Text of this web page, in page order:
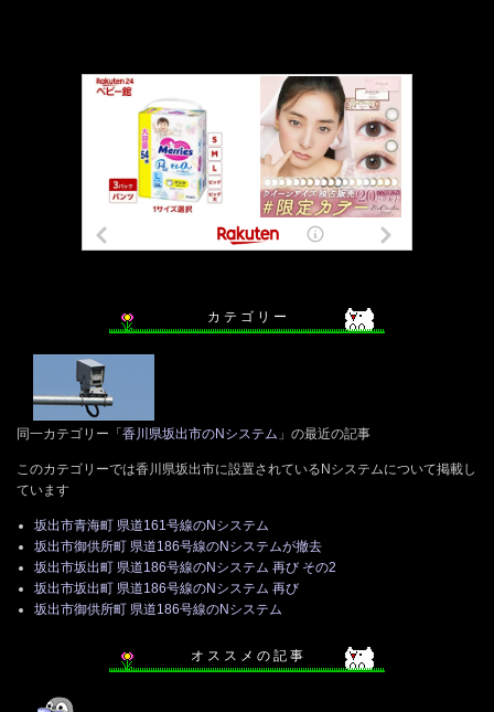
カ テ ゴ リ ー
同一カテゴリー「 香川県坂出市のNシステム 」の最近の記事
このカテゴリーでは香川県坂出市に設置されているNシステムについて掲載し
ています
坂出市青海町 県道161号線のNシステム
坂出市御供所町 県道186号線のNシステムが撤去
坂出市坂出町 県道186号線のNシステム 再び その2
坂出市坂出町 県道186号線のNシステム 再び
坂出市御供所町 県道186号線のNシステム
オ ス ス メ の 記 事